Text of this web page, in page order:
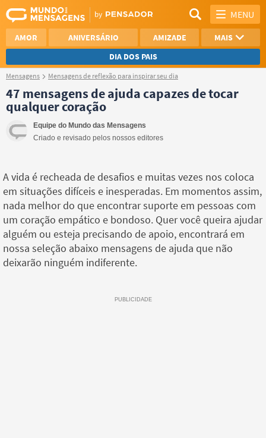
MENU
AMOR ANIVERSÁRIO AMIZADE
MAIS
DIA DOS PAIS
AGRADECIMENTO
SAUDADE
NAMORO
Mensagens Mensagens de reflexão para inspirar seu dia
47 mensagens de ajuda capazes de tocar
qualquer coração
Equipe do Mundo das Mensagens
Criado e revisado pelos nossos editores
A vida é recheada de desafios e muitas vezes nos coloca
em situações difíceis e inesperadas. Em momentos assim,
nada melhor do que encontrar suporte em pessoas com
um coração empático e bondoso. Quer você queira ajudar
alguém ou esteja precisando de apoio, encontrará em
nossa seleção abaixo mensagens de ajuda que não
deixarão ninguém indiferente.